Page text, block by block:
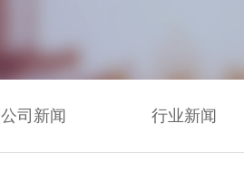
公司新闻 行业新闻